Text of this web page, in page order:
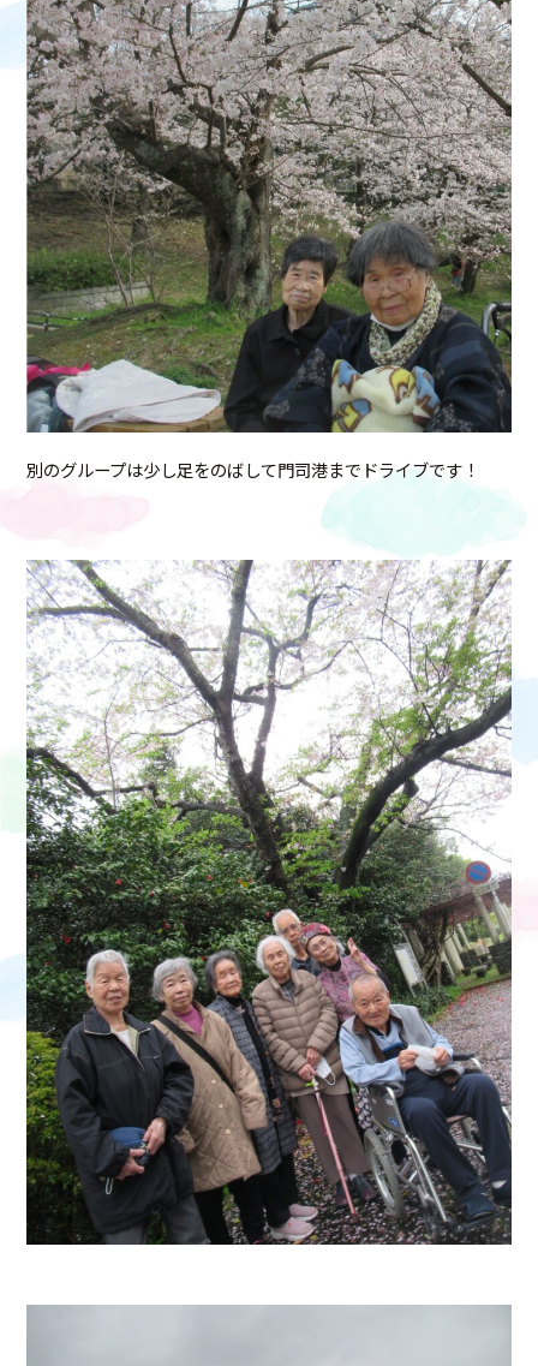
別のグループは少し足をのばして門司港までドライブです！